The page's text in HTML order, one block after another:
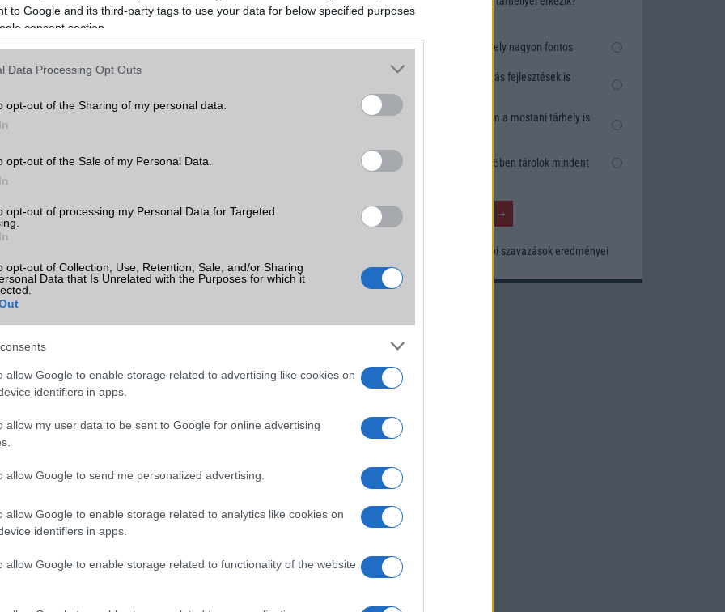
to Google and its third-party tags to use your data for below specified purposes
consent section.
Data Processing Opt Outs
opt-out of the Sharing of my personal data.
opt-out of the Sale of my Personal Data.
opt-out of processing my Personal Data for Targeted
opt-out of Collection, Use, Retention, Sale, and/or Sharing
Data that Is Unrelated with the Purposes for which it
allow Google to enable storage related to advertising like cookies on
identifiers in apps.
allow my user data to be sent to Google for online advertising
allow Google to send me personalized advertising.
allow Google to enable storage related to analytics like cookies on
identifiers in apps.
allow Google to enable storage related to functionality of the website
kiemelt ajánlatok
(új)
360.000 Ft (új)
269.000 Ft (új)
kimarad a
érintett modellekről
és továbbfejlesztett
több korábbi
iPhone 18 bemutató dátum -
ekkor rántja le a leplet az
2026.06.29| Phone Arena
hajlítható iPhone Ultra is bemutatkozhat,
Igen, a tárhely nagyon fontos
Talán, ha más fejlesztések is
Nem, nekem a mostani tárhely is
Inkább felhőben tárolok mindent
Korábbi szavazások eredményei